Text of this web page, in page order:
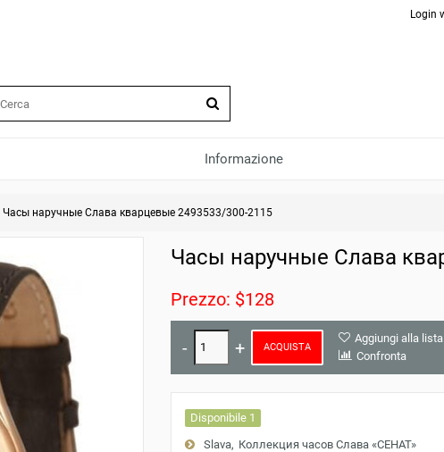
Login
Informazione
Часы наручные Слава кварцевые 2493533/300-2115
Часы наручные Слава
Prezzo: $128
ACQUISTA
Aggiungi alla
Confronta
Disponibile 1
Slava
Коллекция часов Слава «СЕНАТ»